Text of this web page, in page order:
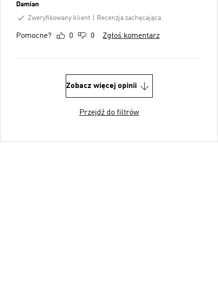
Damian
Zweryfikowany klient
Recenzja zachęcająca
Pomocne? 0 0 Zgłoś komentarz
Zobacz więcej opinii
Przejdź do filtrów